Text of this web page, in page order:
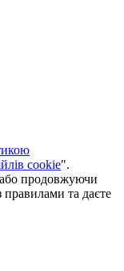
cookie".
продовжуючи
та даєте